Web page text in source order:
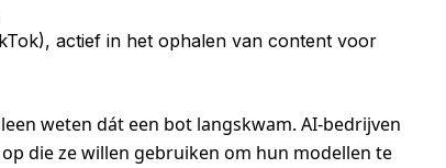
actief in het ophalen van content voor
weten dát een bot langskwam. AI-bedrijven
die ze willen gebruiken om hun modellen te